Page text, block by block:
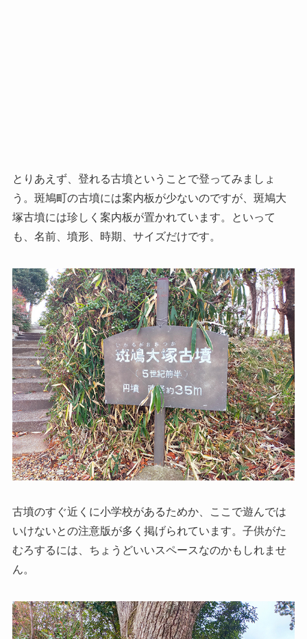
とりあえず、登れる古墳ということで登ってみましょ
う。斑鳩町の古墳には案内板が少ないのですが、斑鳩大
塚古墳には珍しく案内板が置かれています。といって
も、名前、墳形、時期、サイズだけです。
古墳のすぐ近くに小学校があるためか、ここで遊んでは
いけないとの注意版が多く掲げられています。子供がた
むろするには、ちょうどいいスペースなのかもしれませ
ん。